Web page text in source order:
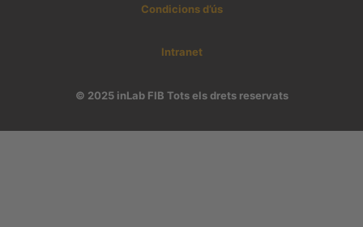
Condicions d’ús
Intranet
© 2025 inLab FIB Tots els drets reservats